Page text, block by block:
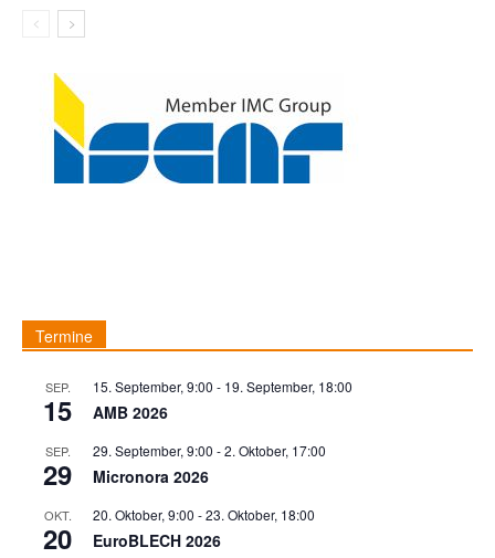
Termine
SEP.
15
15. September, 9:00 - 19. September, 18:00
AMB 2026
SEP.
29
29. September, 9:00 -2. Oktober, 17:00
Micronora 2026
OKT.
20
20. Oktober, 9:00 -23. Oktober, 18:00
EuroBLECH 2026